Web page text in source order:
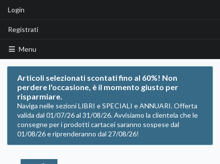
Login
Registrati
Menu
Articoli selezionati scontati fino al 60%! Non
perdere l'occasione, è il momento giusto per
risparmiare.
Naviga nelle sezioni LIBRI e SPECIALI e ANNUARI. Offerta
valida dal 01/07/26 al 31/08/26. Avvisiamo la clientela che le
consegne per i prodotti cartacei saranno sospese dal
01/08/26 e riprenderanno dal 27/08/26!